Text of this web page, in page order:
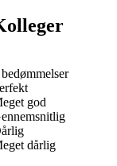
god
dårlig